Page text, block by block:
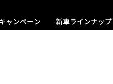
キャンペーン 新車ラインナップ